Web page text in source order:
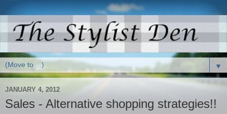
▼
JANUARY 4, 2012
Sales - Alternative shopping strategies!!